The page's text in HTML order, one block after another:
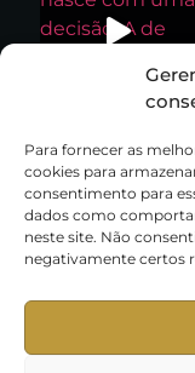
Para fornecer as
cookies para
consentimento para
dados como
neste site. Não
negativamente certos